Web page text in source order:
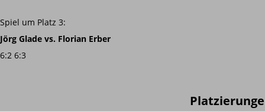
Spiel um Platz 3:
Jörg Glade vs. Florian Erber
6:2 6:3